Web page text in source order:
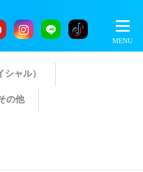
ャル）
の他